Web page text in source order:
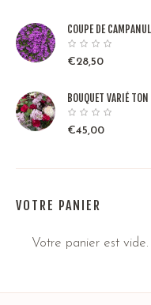
COUPE DE
€28,50
BOUQUET VARIÉ TON
€45,00
VOTRE PANIER
Votre panier est vide.